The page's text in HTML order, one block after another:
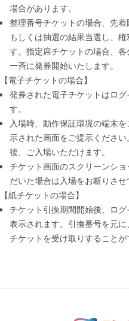
場合があります。
整理番号チケットの場合、先
もしくは抽選の結果当選し、
す。指定席チケットの場合、
一斉に発券開始いたします。
【電子チケットの場合】
発券された電子チケットはログ
す。
入場時、動作保証環境の端末
示された画面をご提示くださ
後、ご入場いただけます。
チケット画面のスクリーンシ
だいた場合は入場をお断りさせ
【紙チケットの場合】
チケット引換期間開始後、ログ
表示されます。引換番号を元
チケットを受け取りすることが